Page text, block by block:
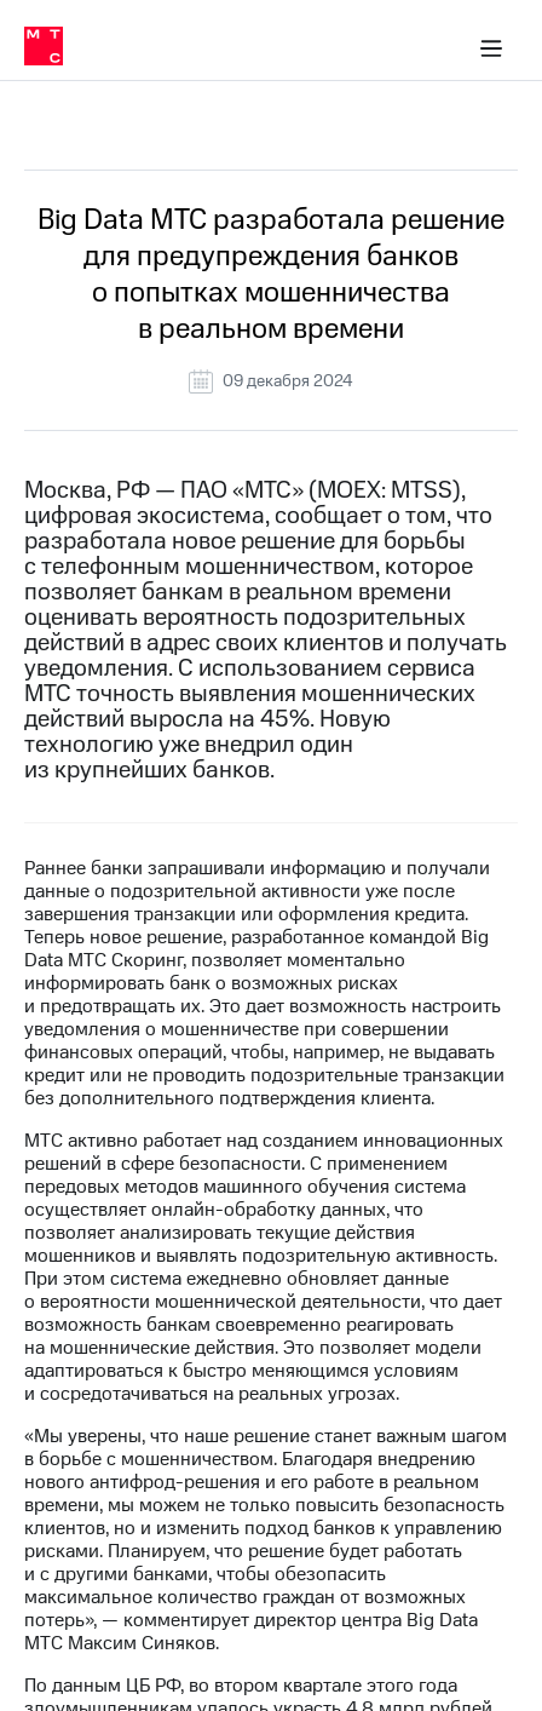
Медиа-центр
и акционерам
Устойчивое развитие
Комплаенс и деловая этика
компании
Карьера
История
компании
Руководство
региона
информация
Медиа-центр
Пресс-
релизы
МТС
о технологиях
Достижения
Интервью
Финансовая
отчетность
Новости
в
регионе
и акционерам
Корпоративное
управление
Корпоративный
секретарь
Раскрытие
информации
Информация
акционерам
Документы
ПАО
"МТС"
Собрания
акционеров
Личный
кабинет
акционера
Акционерный
капитал
и
аудит
Рынок
акций
Описание
Программа
приобретения
Порядок
выкупа
Дивиденды
в МТС
Пресс-
релизы
МТС
о технологиях
Big Data МТС разработала решение
для предупреждения банков
о попытках мошенничества
в реальном времени
09 декабря 2024
Москва, РФ — ПАО «МТС» (MOEX: MTSS),
цифровая экосистема, сообщает о том, что
разработала новое решение для борьбы
с телефонным мошенничеством, которое
позволяет банкам в реальном времени
оценивать вероятность подозрительных
действий в адрес своих клиентов и получать
уведомления. С использованием сервиса
МТС точность выявления мошеннических
действий выросла на 45%. Новую
технологию уже внедрил один
из крупнейших банков.
Раннее банки запрашивали информацию и получали
данные о подозрительной активности уже после
завершения транзакции или оформления кредита.
Теперь новое решение, разработанное командой Big
Data МТС Скоринг, позволяет моментально
информировать банк о возможных рисках
и предотвращать их. Это дает возможность настроить
уведомления о мошенничестве при совершении
финансовых операций, чтобы, например, не выдавать
кредит или не проводить подозрительные транзакции
без дополнительного подтверждения клиента.
МТС активно работает над созданием инновационных
решений в сфере безопасности. С применением
передовых методов машинного обучения система
осуществляет онлайн-обработку данных, что
позволяет анализировать текущие действия
мошенников и выявлять подозрительную активность.
При этом система ежедневно обновляет данные
о вероятности мошеннической деятельности, что дает
возможность банкам своевременно реагировать
на мошеннические действия. Это позволяет модели
адаптироваться к быстро меняющимся условиям
и сосредотачиваться на реальных угрозах.
«Мы уверены, что наше решение станет важным шагом
в борьбе с мошенничеством. Благодаря внедрению
нового антифрод-решения и его работе в реальном
времени, мы можем не только повысить безопасность
клиентов, но и изменить подход банков к управлению
рисками. Планируем, что решение будет работать
и с другими банками, чтобы обезопасить
максимальное количество граждан от возможных
потерь», — комментирует директор центра Big Data
МТС Максим Синяков.
По данным ЦБ РФ, во втором квартале этого года